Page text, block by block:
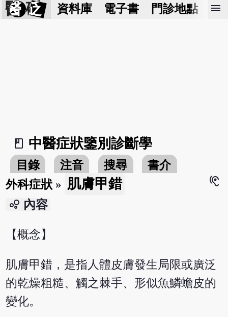
醫 砭 資料庫 電子書 門診地點 預
menu
book_2
中醫症狀鑒別診斷學
目錄 注音 搜尋
書介
外科症狀 » 肌膚甲錯
hearing
bubble_chart 內容
【概念】
肌膚甲錯，是指人體皮膚發生局限或廣泛
的乾燥粗糙、觸之棘手、形似魚鱗蟾皮的
變化。